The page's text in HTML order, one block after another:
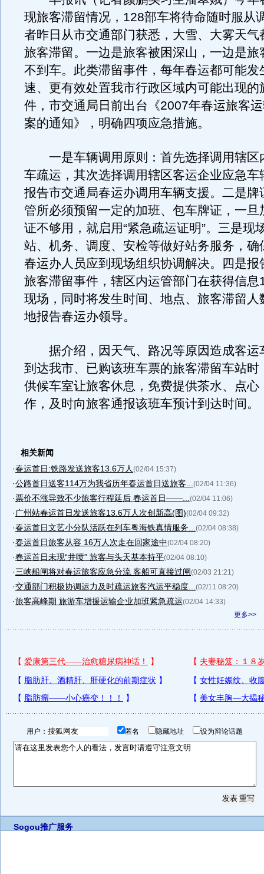
现旅客滞留情况，128部车将待命随时服从
者昨日从市交通部门获悉，大雪、大雾天气
旅客滞留。一边是旅客被困深山，一边是旅
不到车。此类滞留事件，每年春运都可能发
速、更有效处置我市行政区域内可能出现的
件，市交通局日前出台《2007年春运旅客
案的通知》，明确四项应急措施。
一是车辆调用原则：首先选择调用辖区
车疏运，其次选择调用辖区客运企业应急车
报告市交通局春运办调用车辆支援。二是牌
管所必须预留一定的加班、包车牌证，一旦
证不够用，就启用“紧急疏运证明”。三是现
站、机务、调度、安检等做好站务服务，确
春运办人员应到现场组织协调解决。四是报
旅客滞留事件，辖区内运管部门在获得信息
现场，同时将发生时间、地点、旅客滞留人
地报告春运办领导。
据介绍，因天气、路况等原因造成客运
到达我市、已购该班车票的旅客滞留车站时
供候车室让旅客休息，免费提供茶水、点心
作，及时向旅客通报该班车预计到达时间。
相关新闻
·春运首日:铁路发送旅客13.6万人 (02/04 15:37)
·公路首日送客114万为我省历年春运首日送旅客... (02/04 11:36)
·票价不涨导致不少旅客行程延后 春运首日——... (02/04 11:06)
· 广州站春运首日发送旅客13.6万人次创新高(图)(02/04 09:32)
·春运首日文艺小分队活跃在列车粤海铁真情服务... (02/04 08:38)
·春运首日旅客从容 16万人次走在回家途中(02/04 08:20)
·春运首日未现“井喷” 旅客与头天基本持平(02/04 08:10)
·三峡船闸将对春运旅客应急分流 客船可直接过闸(02/03 21:21)
·交通部门积极协调运力及时疏运旅客汽运平稳度... (02/11 08:20)
·旅客高峰期 旅游车增援运输企业加班紧急疏运(02/04 14:33)
更多>>
用户： 匿名 隐藏地址 设为辩论话题
Sogou推广服务